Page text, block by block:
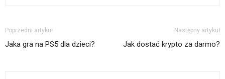
Poprzedni artykuł
Jaka gra na PS5 dla dzieci?
Następny artykuł
Jak dostać krypto za darmo?